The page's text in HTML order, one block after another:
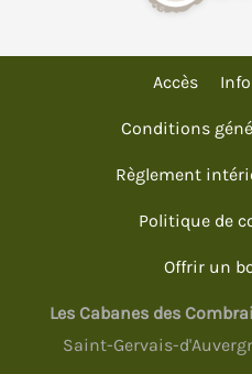
Accès
Conditions
Règlement
Politique de
Offrir un
Les Cabanes des
Saint-Gervais-